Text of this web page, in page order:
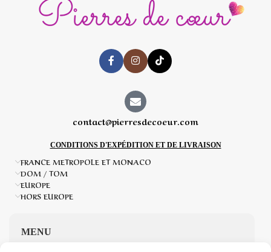
contact@pierresdecoeur.com
CONDITIONS D'EXPÉDITION ET DE LIVRAISON
FRANCE METROPOLE ET MONACO
DOM / TOM
EUROPE
HORS EUROPE
MENU